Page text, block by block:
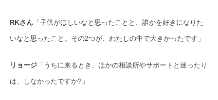
RKさん 「子供がほしいなと思ったことと、誰かを好きになりた
いなと思ったこと。その2つが、わたしの中で大きかったです」
リョージ 「うちに来るとき、ほかの相談所やサポートと迷ったり
は、しなかったですか?」